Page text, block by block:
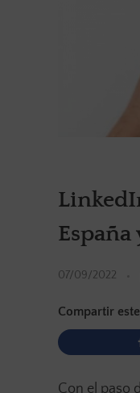
07/09/2022
Compartir
Con el paso